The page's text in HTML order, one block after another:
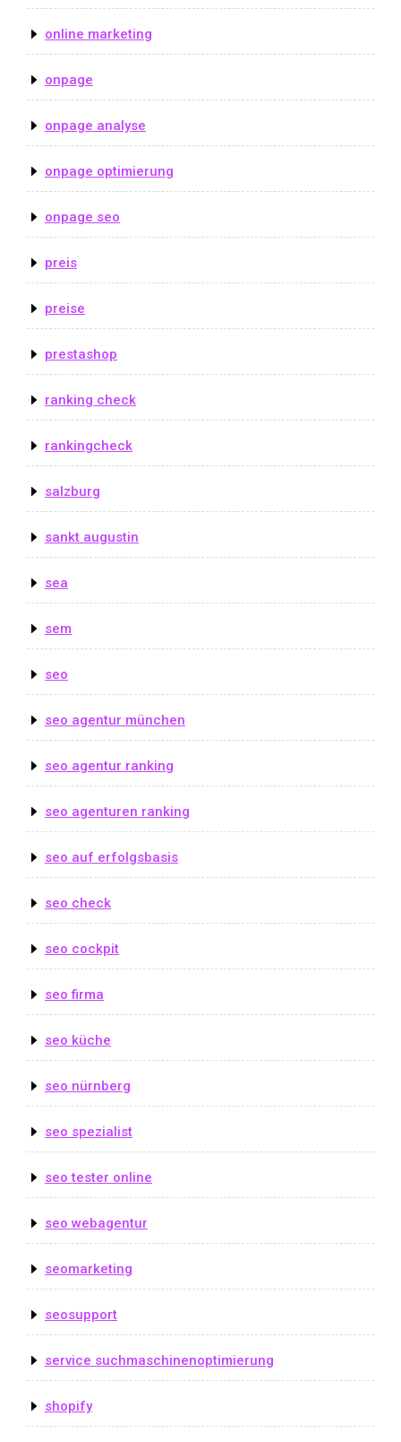
online marketing
onpage
onpage analyse
onpage optimierung
onpage seo
preis
preise
prestashop
ranking check
rankingcheck
salzburg
sankt augustin
sea
sem
seo
seo agentur münchen
seo agentur ranking
seo agenturen ranking
seo auf erfolgsbasis
seo check
seo cockpit
seo firma
seo küche
seo nürnberg
seo spezialist
seo tester online
seo webagentur
seomarketing
seosupport
service suchmaschinenoptimierung
shopify